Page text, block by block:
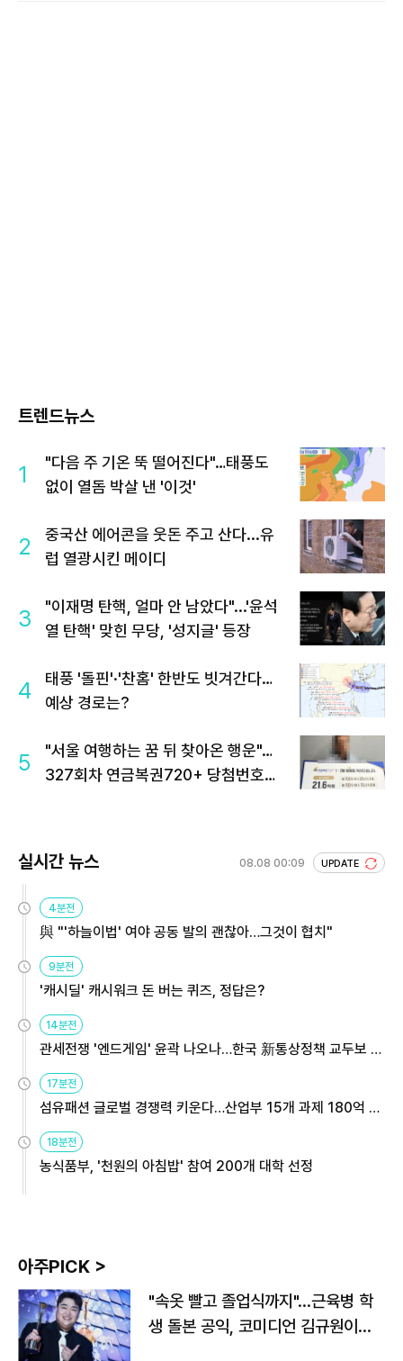
트렌드뉴스
1
"다음 주 기온 뚝 떨어진다"…태풍도
없이 열돔 박살 낸 '이것'
2
중국산 에어콘을 웃돈 주고 산다...유
럽 열광시킨 메이디
3
"이재명 탄핵, 얼마 안 남았다"...'윤석
열 탄핵' 맞힌 무당, '성지글' 등장
4
태풍 '돌핀'·'찬홈' 한반도 빗겨간다…
예상 경로는?
5
"서울 여행하는 꿈 뒤 찾아온 행운"…
327회차 연금복권720+ 당첨번호조
실시간 뉴스 08.08 00:09 UPDATE
4분전
與 "'하늘이법' 여야 공동 발의 괜찮아…그것이 협치"
9분전
'캐시딜' 캐시워크 돈 버는 퀴즈, 정답은?
14분전
관세전쟁 '엔드게임' 윤곽 나오나…한국 新통상정책 교두보 활
용해야
17분전
섬유패션 글로벌 경쟁력 키운다…산업부 15개 과제 180억 지
원
18분전
농식품부, '천원의 아침밥' 참여 200개 대학 선정
아주PICK >
"속옷 빨고 졸업식까지"…근육병 학
생 돌본 공익, 코미디언 김규원이었